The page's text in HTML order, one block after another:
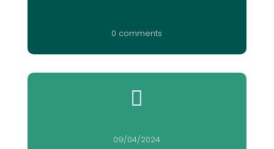
0 comments

09/04/2024